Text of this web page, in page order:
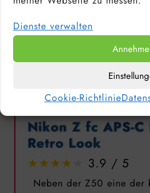
Dienste verwalten
Cookie-Richtlinie
Nikon Z fc APS-C
Retro Look
3.9
Neben der Z50 eine der